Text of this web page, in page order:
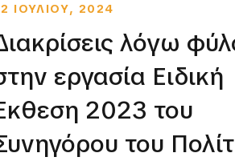
ΙΟΥΛΙΟΥ, 2024
λόγω
εργασία Ειδική
2023 του
του